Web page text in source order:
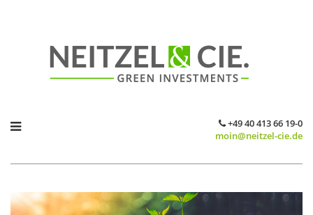
+49 40 413 66 19-0
moin@neitzel-cie.de